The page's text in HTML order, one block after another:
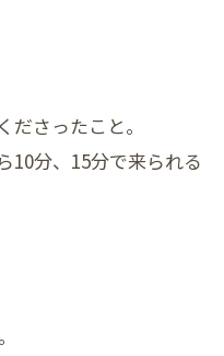
さったこと。
10分、15分で来られる